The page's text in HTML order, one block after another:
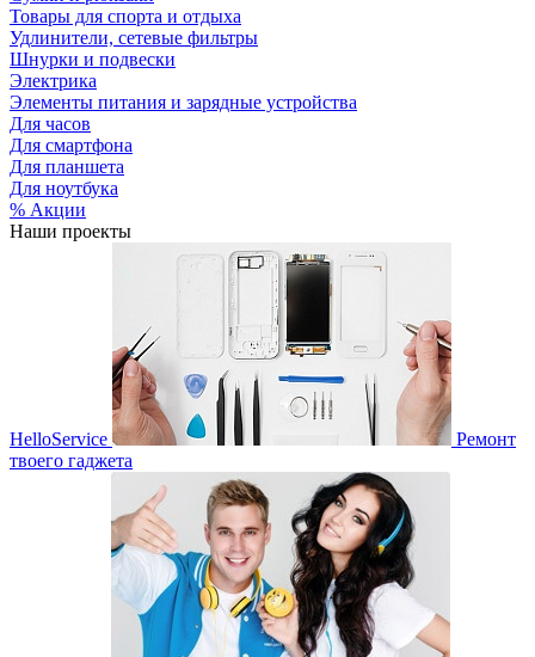
Товары для спорта и отдыха
Удлинители, сетевые фильтры
Шнурки и подвески
Электрика
Элементы питания и зарядные устройства
Для часов
Для смартфона
Для планшета
Для ноутбука
% Акции
Наши проекты
HelloService
Ремонт
твоего гаджета